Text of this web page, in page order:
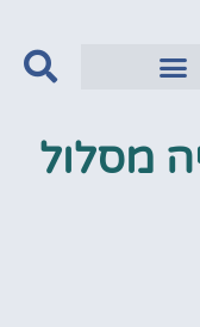
מסלול